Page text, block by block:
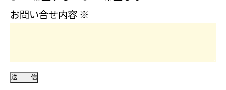
お問い合せ内容 ※